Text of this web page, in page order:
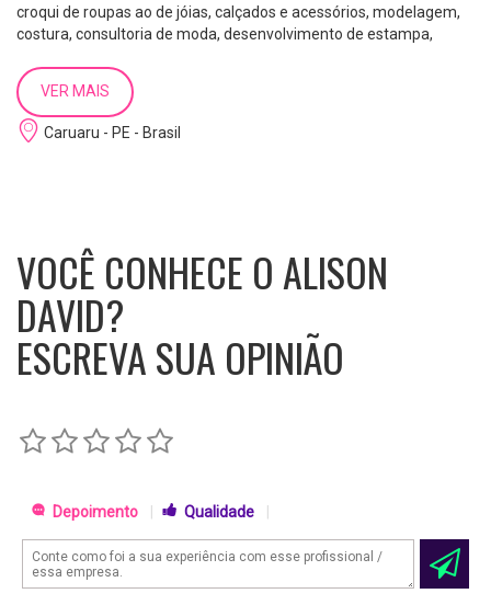
croqui de roupas ao de jóias, calçados e acessórios, modelagem,
costura, consultoria de moda, desenvolvimento de estampa,
tendências, etc.
VER MAIS
Caruaru - PE - Brasil
VOCÊ CONHECE O ALISON
DAVID?
ESCREVA SUA OPINIÃO
Depoimento Qualidade